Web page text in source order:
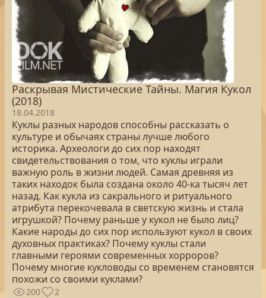
Раскрывая Мистические Тайны. Магия Кукол
(2018)
18.04.2018
Куклы разных народов способны рассказать о
культуре и обычаях страны лучше любого
историка. Археологи до сих пор находят
свидетельствования о том, что куклы играли
важную роль в жизни людей. Самая древняя из
таких находок была создана около 40-ка тысяч лет
назад. Как кукла из сакрального и ритуального
атрибута перекочевала в светскую жизнь и стала
игрушкой? Почему раньше у кукол не было лиц?
Какие народы до сих пор используют кукол в своих
духовных практиках? Почему куклы стали
главными героями современных хорроров?
Почему многие кукловоды со временем становятся
похожи со своими куклами?
200 2